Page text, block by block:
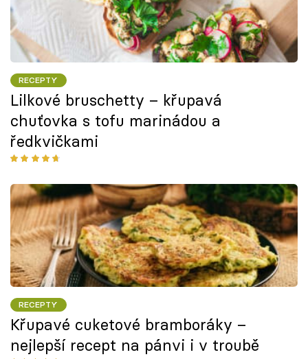
RECEPTY
Lilkové bruschetty – křupavá
chuťovka s tofu marinádou a
ředkvičkami
RECEPTY
Křupavé cuketové bramboráky –
nejlepší recept na pánvi i v troubě